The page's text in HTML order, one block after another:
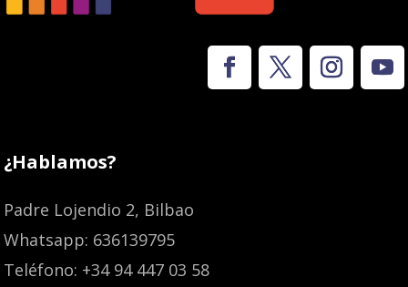
¿Hablamos?
Padre Lojendio 2, Bilbao
Whatsapp: 636139795
Teléfono: +34 94 447 03 58